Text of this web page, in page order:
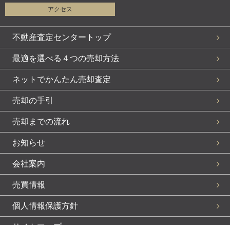
アクセス
不動産査定センタートップ
最適を選べる４つの売却方法
ネットでかんたん売却査定
売却の手引
売却までの流れ
お知らせ
会社案内
売買情報
個人情報保護方針